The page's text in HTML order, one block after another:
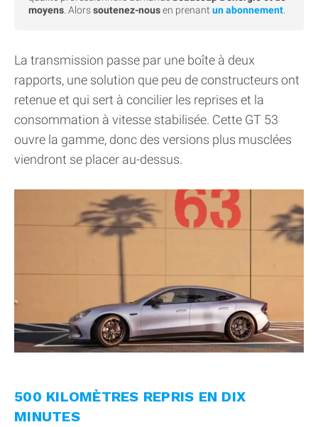
moyens . Alorssoutenez-nousen prenant un abonnement
La transmission passe par une boîte à deux
rapports, une solution que peu de constructeurs ont
retenue et qui sert à concilier les reprises et la
consommation à vitesse stabilisée. Cette GT 53
ouvre la gamme, donc des versions plus musclées
viendront se placer au-dessus.
500 KILOMÈTRES REPRIS EN DIX
MINUTES